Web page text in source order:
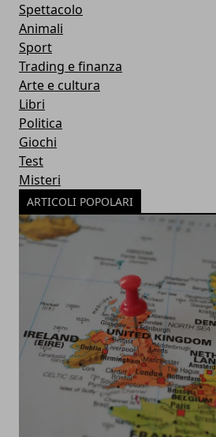
Spettacolo
Animali
Sport
Trading e finanza
Arte e cultura
Libri
Politica
Giochi
Test
Misteri
ARTICOLI POPOLARI